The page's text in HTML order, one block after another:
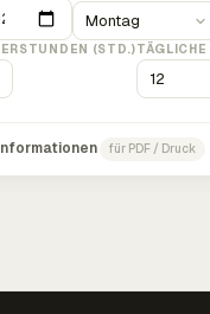
(STD.)
für PDF / Druck